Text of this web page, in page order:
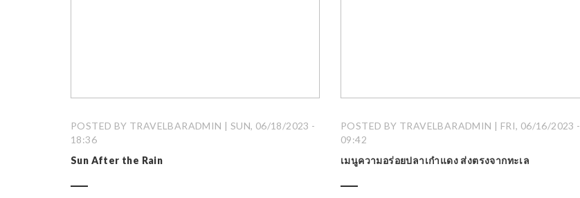
POSTED BY TRAVELBARADMIN | SUN, 06/18/2023 -
18:36
Sun After the Rain
POSTED BY TRAVELBARADMIN | FRI, 06/16/2023 -
09:42
เมนูความอร่อยปลาเก๋าแดง ส่งตรงจากทะเล